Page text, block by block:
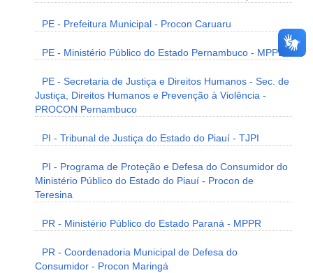
PE - Prefeitura Municipal - Procon Caruaru
PE - Ministério Público do Estado Pernambuco - MPPE
PE - Secretaria de Justiça e Direitos Humanos - Sec. de
Justiça, Direitos Humanos e Prevenção à Violência -
PROCON Pernambuco
PI - Tribunal de Justiça do Estado do Piauí - TJPI
PI - Programa de Proteção e Defesa do Consumidor do
Ministério Público do Estado do Piauí - Procon de
Teresina
PR - Ministério Público do Estado Paraná - MPPR
PR - Coordenadoria Municipal de Defesa do
Consumidor - Procon Maringá